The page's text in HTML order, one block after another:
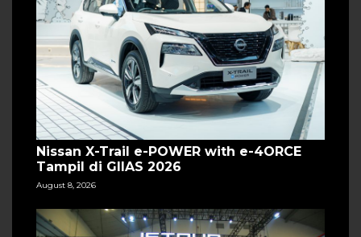
Nissan X-Trail e-POWER with e-4ORCE
Tampil di GIIAS 2026
August 8, 2026